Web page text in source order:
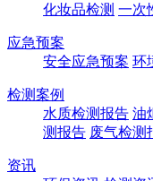
化妆品检测 一次
应急预案
安全应急预案 环
检测案例
水质检测报告 油
测报告 废气检测
资讯